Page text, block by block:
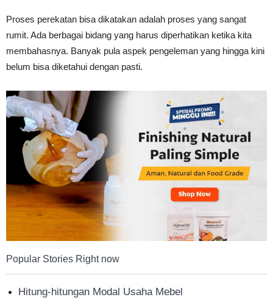
Kuat
&
Tahan
Lama
Proses perekatan bisa dikatakan adalah proses yang sangat
rumit. Ada berbagai bidang yang harus diperhatikan ketika kita
membahasnya. Banyak pula aspek pengeleman yang hingga kini
belum bisa diketahui dengan pasti.
Popular Stories Right now
Hitung-hitungan Modal Usaha Mebel